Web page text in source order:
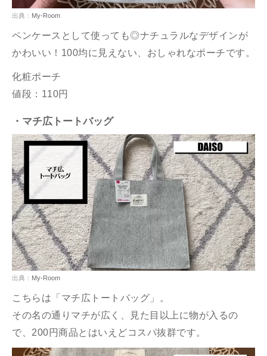
出典： My-Room
ペンケースとして使っても◎ナチュラルなデザインが
かわいい！100均に見えない、おしゃれなポーチです。
化粧ポーチ
値段：110円
・マチ広トートバッグ
出典： My-Room
こちらは「マチ広トートバッグ」。
その名の通りマチが広く、見た目以上に物が入るの
で、200円商品とはいえどコスパ抜群です。